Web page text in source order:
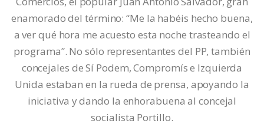
enamorado del término: “Me la habéis hecho buena,
a ver qué hora me acuesto esta noche trasteando el
programa”. No sólo representantes del PP, también
concejales de Sí Podem, Compromís e Izquierda
Unida estaban en la rueda de prensa, apoyando la
iniciativa y dando la enhorabuena al concejal
socialista Portillo.